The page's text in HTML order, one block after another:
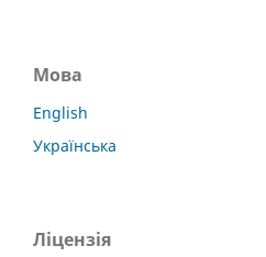
Мова
English
Українська
Ліцензія